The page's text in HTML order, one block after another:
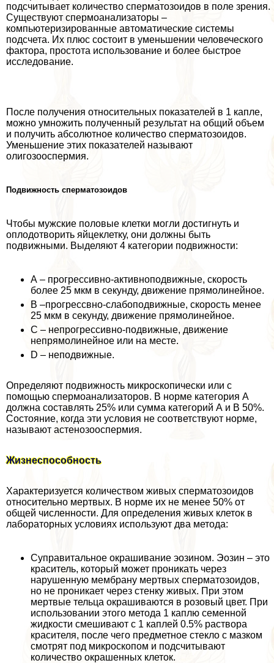
подсчитывает количество cпepматозоидов в поле зрения.
Существуют cпepмоанализаторы –
компьютеризированные автоматические системы
подсчета. Их плюс состоит в уменьшении человеческого
фактора, простота использование и более быстрое
исследование.
После получения относительных показателей в 1 капле,
можно умножить полученный результат на общий объем
и получить абсолютное количество cпepматозоидов.
Уменьшение этих показателей называют
олигозооcпepмия.
Подвижность cпepматозоидов
Чтобы мужские пoлoвые клетки могли достигнуть и
оплодотворить яйцеклетку, они должны быть
подвижными. Выделяют 4 категории подвижности:
А – прогрессивно-активноподвижные, скорость
более 25 мкм в секунду, движение прямолинейное.
В –прогрессвно-слабоподвижные, скорость менее
25 мкм в секунду, движение прямолинейное.
С – непрогрессивно-подвижные, движение
непрямолинейное или на месте.
D – неподвижные.
Определяют подвижность микроскопически или с
помощью cпepмоанализаторов. В норме категория А
должна составлять 25% или сумма категорий А и В 50%.
Состояние, когда эти условия не соответствуют норме,
называют астенозооcпepмия.
Жизнеспособность
Хаpaктеризуется количеством живых cпepматозоидов
относительно мертвых. В норме их не менее 50% от
общей численности. Для определения живых клеток в
лабораторных условиях используют два метода:
Суправитальное окрашивание эозином. Эозин – это
краситель, который может проникать через
нарушенную мембрану мертвых cпepматозоидов,
но не проникает через стенку живых. При этом
мертвые тельца окрашиваются в розовый цвет. При
использовании этого метода 1 каплю семенной
жидкости смешивают с 1 каплей 0.5% раствора
красителя, после чего предметное стекло с мазком
смотрят под микроскопом и подсчитывают
количество окрашенных клеток.